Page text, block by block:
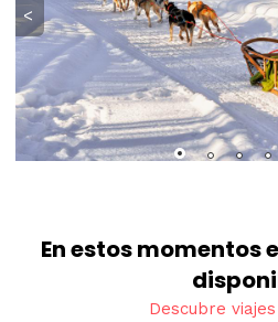
<
En estos momentos
Descubre